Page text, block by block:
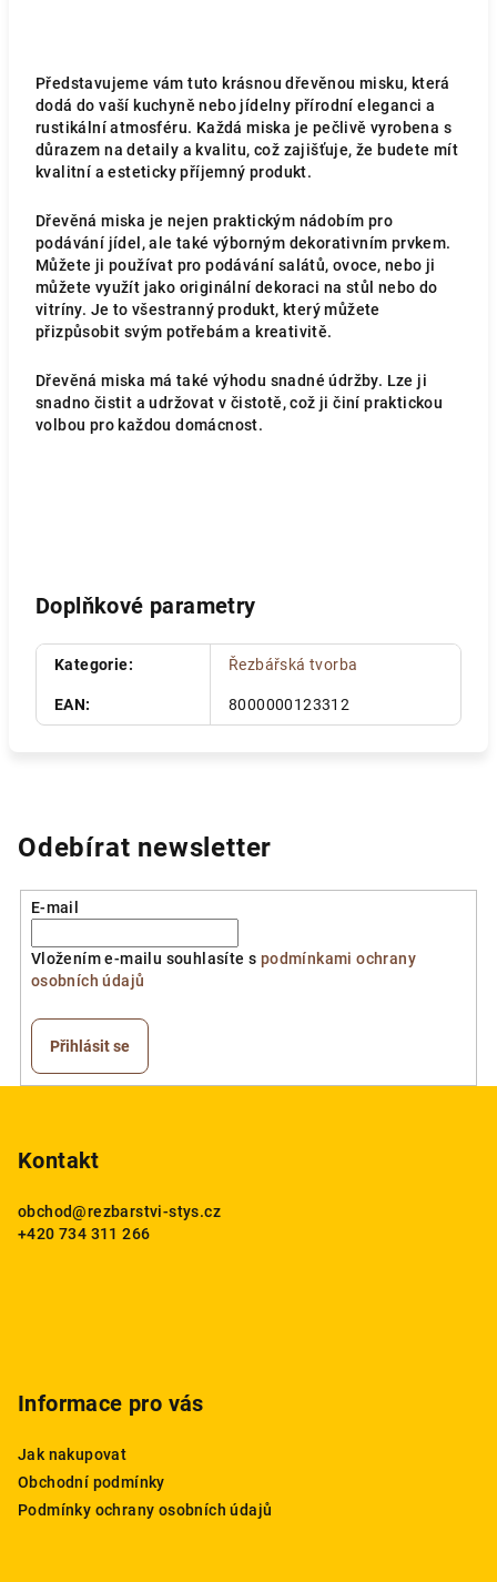
Představujeme vám tuto krásnou dřevěnou misku, která
dodá do vaší kuchyně nebo jídelny přírodní eleganci a
rustikální atmosféru. Každá miska je pečlivě vyrobena s
důrazem na detaily a kvalitu, což zajišťuje, že budete mít
kvalitní a esteticky příjemný produkt.
Dřevěná miska je nejen praktickým nádobím pro
podávání jídel, ale také výborným dekorativním prvkem.
Můžete ji používat pro podávání salátů, ovoce, nebo ji
můžete využít jako originální dekoraci na stůl nebo do
vitríny. Je to všestranný produkt, který můžete
přizpůsobit svým potřebám a kreativitě.
Dřevěná miska má také výhodu snadné údržby. Lze ji
snadno čistit a udržovat v čistotě, což ji činí praktickou
volbou pro každou domácnost.
Doplňkové parametry
Kategorie: Řezbářská tvorba
EAN: 8000000123312
Odebírat newsletter
E-mail
Vložením e-mailu souhlasíte s podmínkami ochrany
osobních údajů
Přihlásit se
Kontakt
obchod@rezbarstvi-stys.cz
+420 734 311 266
Informace pro vás
Jak nakupovat
Obchodní podmínky
Podmínky ochrany osobních údajů